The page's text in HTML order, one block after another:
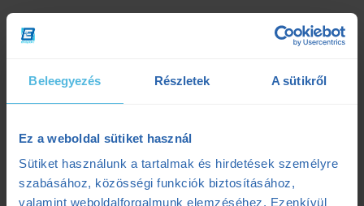
Beleegyezés Részletek A sütikről
Ez a weboldal sütiket használ
Sütiket használunk a tartalmak és hirdetések személyre
szabásához, közösségi funkciók biztosításához,
valamint weboldalforgalmunk elemzéséhez. Ezenkívül